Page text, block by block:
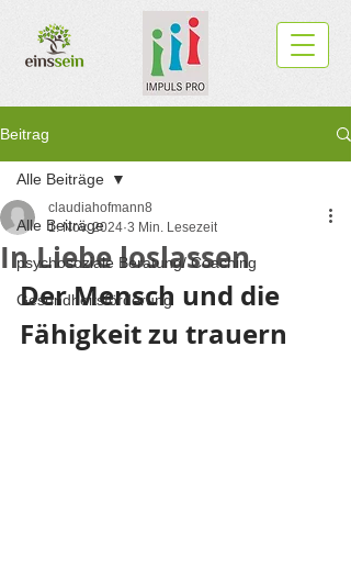
Beitrag
Alle Beiträge
psychosoziale Beratung/ Coaching
Gesundheitsförderung
Alle Beiträge
In Liebe loslassen
claudiahofmann8
1. Nov. 2024 3 Min. Lesezeit
Der Mensch und die
Fähigkeit zu trauern